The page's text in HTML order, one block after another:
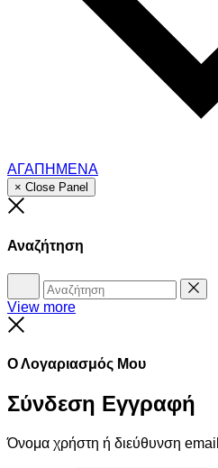
ΑΓΑΠΗΜΕΝΑ
× Close Panel
Αναζήτηση
Αναζήτηση Reset
View more
Ο Λογαριασμός Μου
Σύνδεση Εγγραφή
Όνομα χρήστη ή διεύθυνση email